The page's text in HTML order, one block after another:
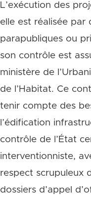
L’exécution des
elle est réalisée par
parapubliques ou
son contrôle est
ministère de
de l’Habitat. Ce
tenir compte des
l’édification
contrôle de l’État
interventionniste,
respect scrupuleux
dossiers d’appel